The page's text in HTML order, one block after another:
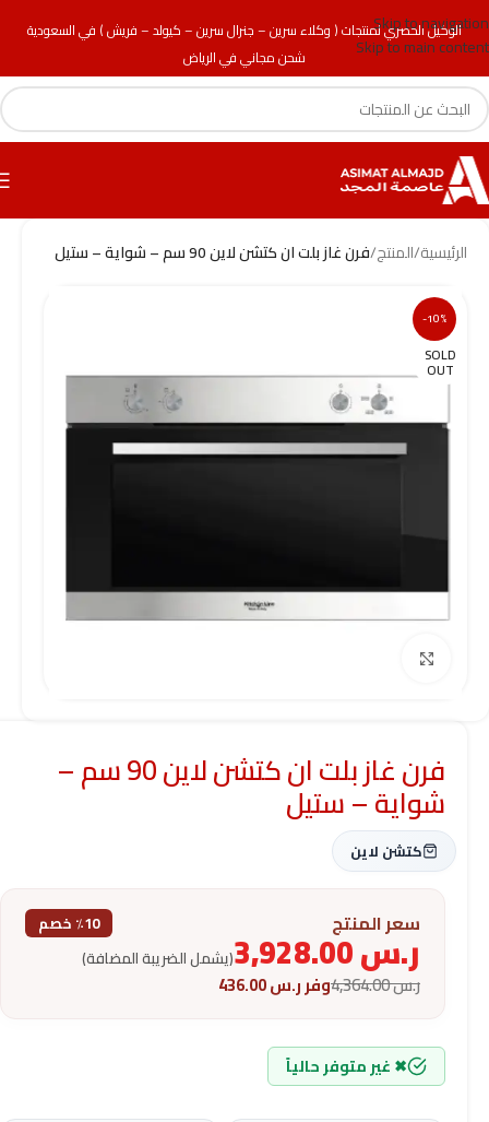
الوكيل الحصري لمنتجات ( وكلاء سرين – جنرال سرين – كيولد – فريش ) في السعودية
شحن مجاني في الرياض
Skip to navigation
Skip to main content
الرئيسية/المنتج/فرن غاز بلت ان كتشن لاين 90 سم – شواية – ستيل
-10%
SOLD
OUT
فرن غاز بلت ان كتشن لاين 90 سم –
شواية – ستيل
كتشن لاين
سعر المنتج ٪10 خصم
ر.س (يشمل الضريبة المضافة)
ر.س4,364.00 وفرر.س
✖ غير متوفر حالياً